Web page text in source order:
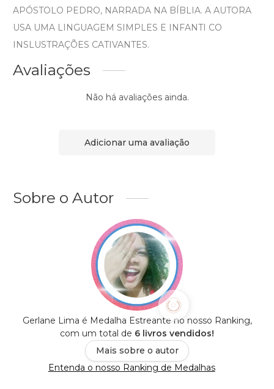
APÓSTOLO PEDRO, NARRADA NA BÍBLIA. A AUTORA
USA UMA LINGUAGEM SIMPLES E INFANTI CO
INSLUSTRAÇÕES CATIVANTES.
Avaliações
Não há avaliações ainda.
Adicionar uma avaliação
Sobre o Autor
Gerlane Lima é Medalha Estreante no nosso Ranking,
com um total de 6 livros vendidos!
Mais sobre o autor
Entenda o nosso Ranking de Medalhas